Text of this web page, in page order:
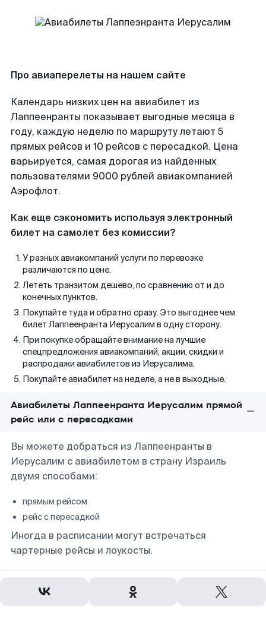
Про авиаперелеты на нашем сайте
Календарь низких цен на авиабилет из
Лаппеенранты показывает выгодные месяца в
году, каждую неделю по маршруту летают 5
прямых рейсов и 10 рейсов с пересадкой. Цена
варьируется, самая дорогая из найденных
пользователями 9000 рублей авиакомпанией
Аэрофлот.
Как еще сэкономить используя электронный
билет на самолет без комиссии?
У разных авиакомпаний услуги по перевозке
различаются по цене.
Лететь транзитом дешево, по сравнению от и до
конечных пунктов.
Покупайте туда и обратно сразу. Это выгоднее чем
билет Лаппеенранта Иерусалим в одну сторону.
При покупке обращайте внимание на лучшие
спецпредложения авиакомпаний, акции, скидки и
распродажи авиабилетов из Иерусалима.
Покупайте авиабилет на неделе, а не в выходные.
Авиабилеты Лаппеенранта Иерусалим прямой
рейс или с пересадками
Вы можете добраться из Лаппеенранты в
Иерусалим с авиабилетом в страну Израиль
двумя способами:
прямым рейсом
рейс с пересадкой
Иногда в расписании могут встречаться
чартерные рейсы и лоукосты.